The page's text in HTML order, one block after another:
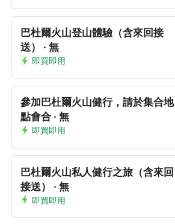
巴杜爾火山登山體驗（含來回接
送） · 無
即買即用
參加巴杜爾火山健行，請於集合地
點會合 · 無
即買即用
巴杜爾火山私人健行之旅（含來回
接送） · 無
即買即用